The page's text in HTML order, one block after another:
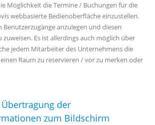
Möglichkeit die Termine / Buchungen für die
webbasierte Bedienoberfläche einzustellen.
Benutzerzugänge anzulegen und diesen
zuweisen. Es ist allerdings auch möglich über
jedem Mitarbeiter des Unternehmens die
Raum zu reservieren / vor zu merken oder
der
zum Bildschirm